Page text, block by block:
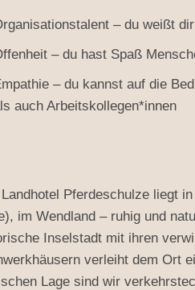
– du weißt
– du hast Spaß
– du kannst auf die
auch Arbeitskollegen*innen
Pferdeschulze liegt
im Wendland – ruhig und
Inselstadt mit ihren
verleiht dem Ort
Lage sind wir